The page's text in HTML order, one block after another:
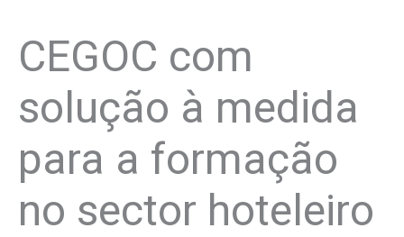
CEGOC com
solução à medida
para a formação
no sector hoteleiro